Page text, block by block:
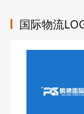
国际物流